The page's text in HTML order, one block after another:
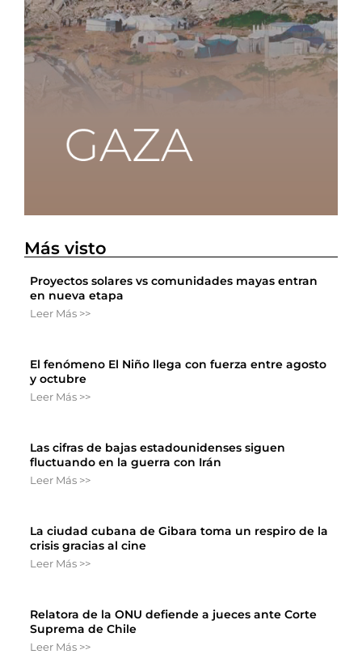
Más visto
Proyectos solares vs comunidades mayas entran
en nueva etapa
Leer Más >>
El fenómeno El Niño llega con fuerza entre agosto
y octubre
Leer Más >>
Las cifras de bajas estadounidenses siguen
fluctuando en la guerra con Irán
Leer Más >>
La ciudad cubana de Gibara toma un respiro de la
crisis gracias al cine
Leer Más >>
Relatora de la ONU defiende a jueces ante Corte
Suprema de Chile
Leer Más >>